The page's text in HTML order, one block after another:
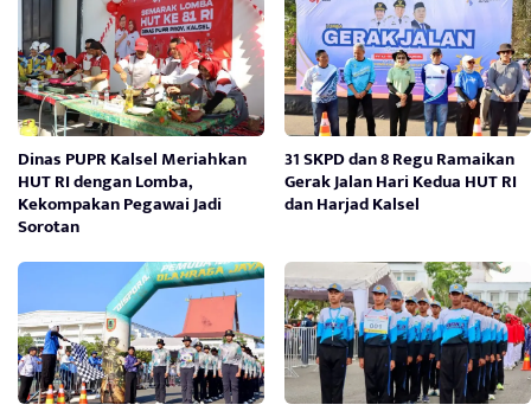
Dinas PUPR Kalsel Meriahkan
HUT RI dengan Lomba,
Kekompakan Pegawai Jadi
Sorotan
31 SKPD dan 8 Regu Ramaikan
Gerak Jalan Hari Kedua HUT RI
dan Harjad Kalsel